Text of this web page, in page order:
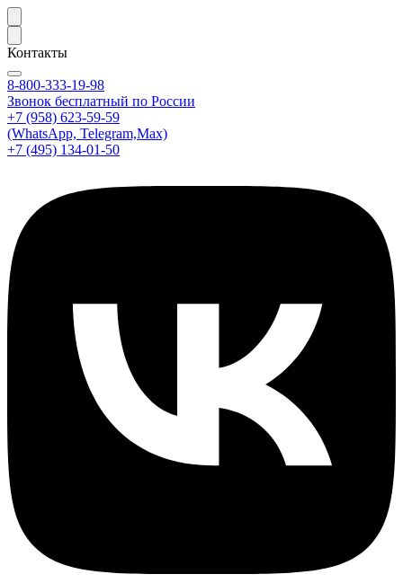
Контакты
8-800-333-19-98
Звонок бесплатный по России
+7 (958) 623-59-59
(WhatsApp, Telegram,Max)
+7 (495) 134-01-50